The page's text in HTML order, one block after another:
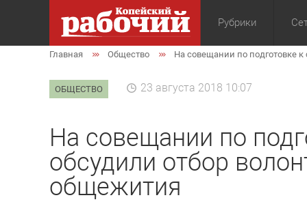
Рубрики
Общество
Главная Общество На совещании по подготовке
ОБЩЕСТВО 23 августа 2018 10:07
На совещании по
обсудили отбор
общежития